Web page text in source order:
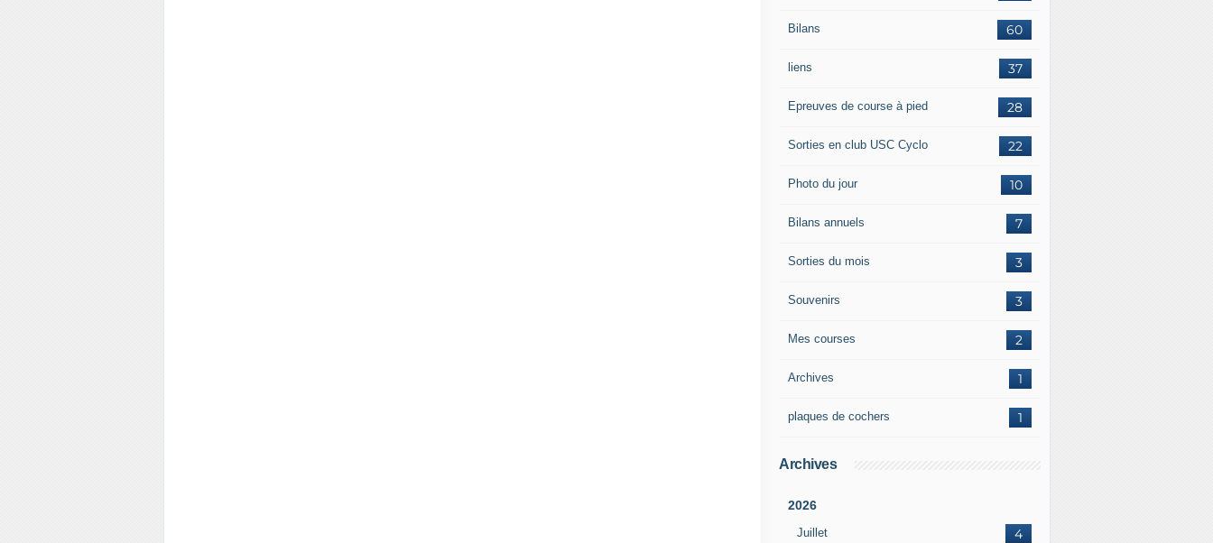
60
Bilans
37
liens
28
Epreuves de course à pied
22
Sorties en club USC Cyclo
10
Photo du jour
7
Bilans annuels
3
Sorties du mois
3
Souvenirs
2
Mes courses
1
Archives
1
plaques de cochers
Archives
2026
Juillet 4